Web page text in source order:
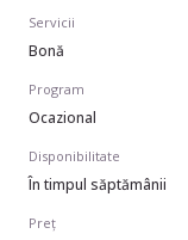
Servicii
Bonă
Program
Ocazional
Disponibilitate
În timpul săptămânii
Preț